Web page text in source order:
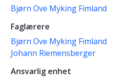
Bjørn Ove Myking Fimland
Faglærere
Bjørn Ove Myking Fimland
Johann Riemensberger
Ansvarlig enhet